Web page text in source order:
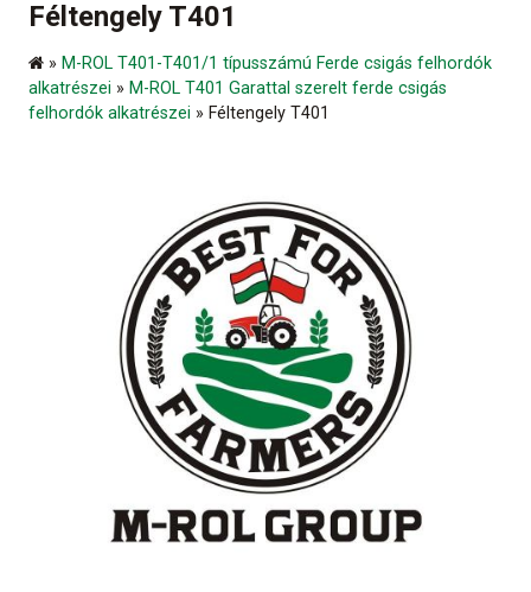
Féltengely T401
» M-ROL T401-T401/1 típusszámú Ferde csigás felhordók
alkatrészei » M-ROL T401 Garattal szerelt ferde csigás
felhordók alkatrészei » Féltengely T401